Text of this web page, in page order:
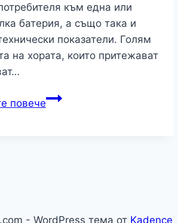
към една или
батерия, а също така и
показатели. Голям
на хората, които притежават
повечеЕвтин
- WordPress тема от Kadence